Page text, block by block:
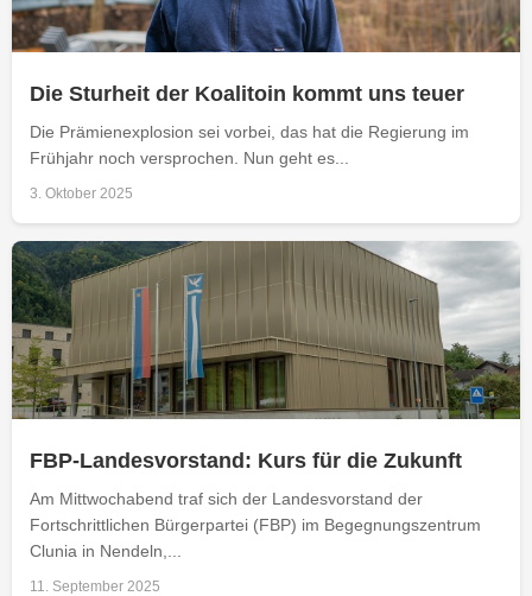
Die Sturheit der Koalitoin kommt uns teuer
Die Prämienexplosion sei vorbei, das hat die Regierung im
Frühjahr noch versprochen. Nun geht es...
3. Oktober 2025
FBP-Landesvorstand: Kurs für die Zukunft
Am Mittwochabend traf sich der Landesvorstand der
Fortschrittlichen Bürgerpartei (FBP) im Begegnungszentrum
Clunia in Nendeln,...
11. September 2025